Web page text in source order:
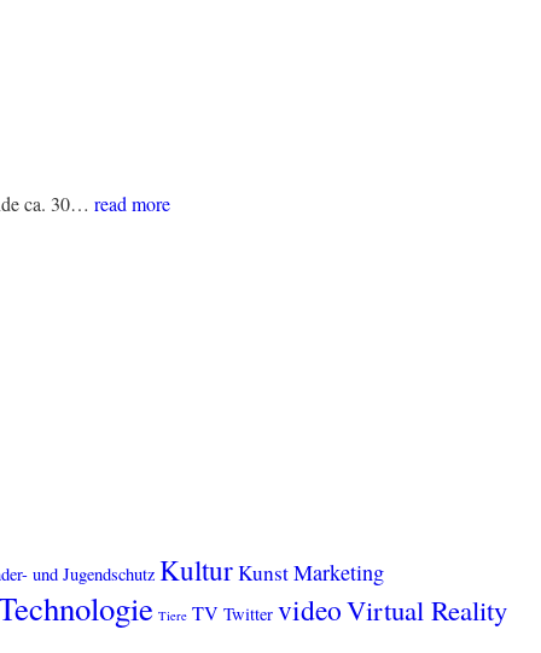
ca. 30… read more
und Jugendschutz KulturKunstMarketing
Tiere TV Twitter videoVirtual Reality